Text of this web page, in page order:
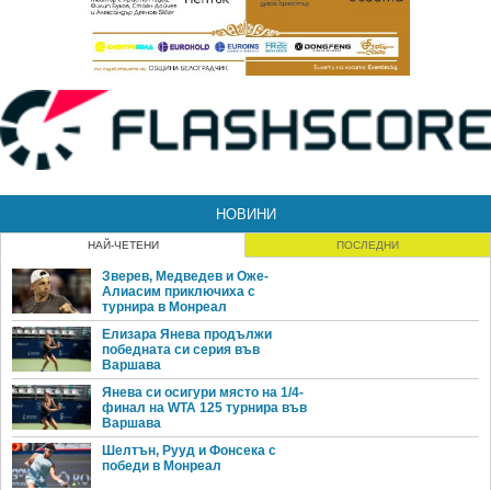
НОВИНИ
НАЙ-ЧЕТЕНИ ПОСЛЕДНИ
Зверев, Медведев и Оже-
Алиасим приключиха с
турнира в Монреал
Елизара Янева продължи
победната си серия във
Варшава
Янева си осигури място на 1/4-
финал на WTA 125 турнира във
Варшава
Шелтън, Рууд и Фонсека с
победи в Монреал